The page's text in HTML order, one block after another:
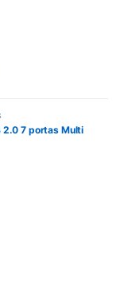
tem várias
2.0 7 portas Multi